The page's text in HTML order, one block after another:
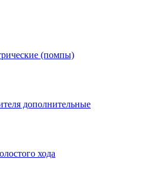
(помпы)
дополнительные
хода